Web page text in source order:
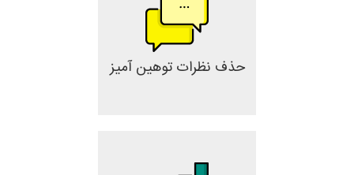
حذف نظرات توهین آمیز